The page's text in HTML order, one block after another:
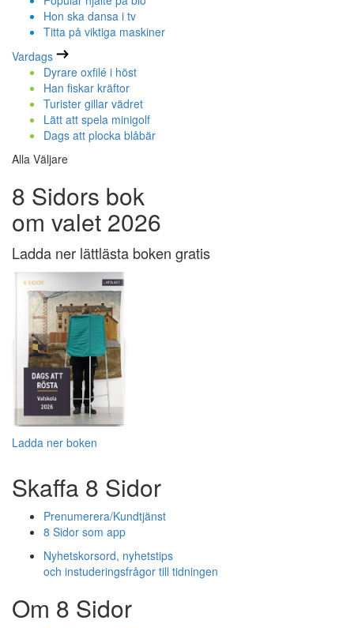
Hon ska dansa i tv
Titta på viktiga maskiner
Vardags
Dyrare oxfilé i höst
Han fiskar kräftor
Turister gillar vädret
Lätt att spela minigolf
Dags att plocka blåbär
Alla Väljare
8 Sidors bok
om valet 2026
Ladda ner lättlästa boken gratis
Ladda ner boken
Skaffa 8 Sidor
Prenumerera/Kundtjänst
8 Sidor som app
Nyhetskorsord, nyhetstips
och instuderingsfrågor till tidningen
Om 8 Sidor